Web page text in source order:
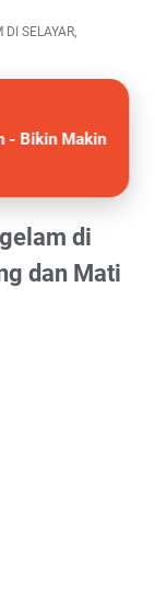
SELAYAR,
- Bikin Makin
di
dan Mati